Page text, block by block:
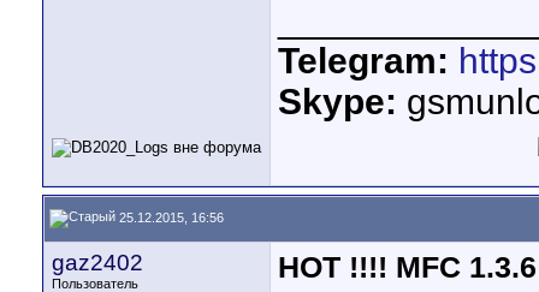
Telegram:
Skype:
25.12.2015, 16:56
gaz2402
Пользователь HOT !!!! MFC